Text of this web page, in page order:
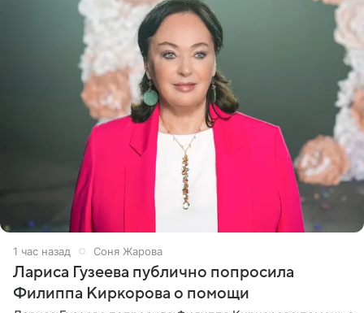
1 час назад Соня Жарова
Лариса Гузеева публично попросила
Филиппа Киркорова о помощи